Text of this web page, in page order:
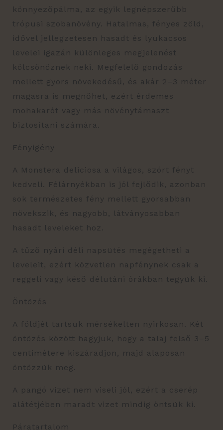
könnyezőpálma, az egyik legnépszerűbb
trópusi szobanövény. Hatalmas, fényes zöld,
idővel jellegzetesen hasadt és lyukacsos
levelei igazán különleges megjelenést
kölcsönöznek neki. Megfelelő gondozás
mellett gyors növekedésű, és akár 2–3 méter
magasra is megnőhet, ezért érdemes
mohakarót vagy más növénytámaszt
biztosítani számára.
Fényigény
A Monstera deliciosa a világos, szórt fényt
kedveli. Félárnyékban is jól fejlődik, azonban
sok természetes fény mellett gyorsabban
növekszik, és nagyobb, látványosabban
hasadt leveleket hoz.
A tűző nyári déli napsütés megégetheti a
leveleit, ezért közvetlen napfénynek csak a
reggeli vagy késő délutáni órákban tegyük ki.
Öntözés
A földjét tartsuk mérsékelten nyirkosan. Két
öntözés között hagyjuk, hogy a talaj felső 3–5
centimétere kiszáradjon, majd alaposan
öntözzük meg.
A pangó vizet nem viseli jól, ezért a cserép
alátétjében maradt vizet mindig öntsük ki.
Páratartalom